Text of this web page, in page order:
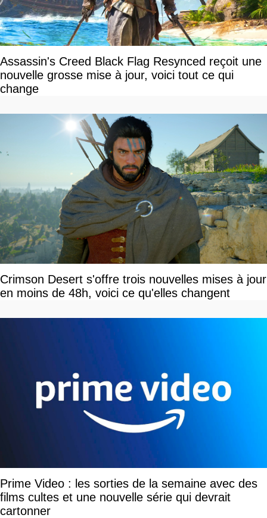
Assassin's Creed Black Flag Resynced reçoit une
nouvelle grosse mise à jour, voici tout ce qui
change
Crimson Desert s'offre trois nouvelles mises à jour
en moins de 48h, voici ce qu'elles changent
Prime Video : les sorties de la semaine avec des
films cultes et une nouvelle série qui devrait
cartonner